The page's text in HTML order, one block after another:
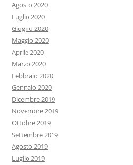
Agosto 2020
Luglio 2020
Giugno 2020
Maggio 2020
Aprile 2020
Marzo 2020
Febbraio 2020
Gennaio 2020
Dicembre 2019
Novembre 2019
Ottobre 2019
Settembre 2019
Agosto 2019
Luglio 2019